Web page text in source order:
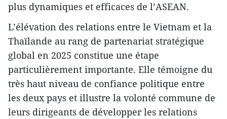
plus dynamiques et efficaces de l’ASEAN.
L’élévation des relations entre le Vietnam et la
Thaïlande au rang de partenariat stratégique
global en 2025 constitue une étape
particulièrement importante. Elle témoigne du
très haut niveau de confiance politique entre
les deux pays et illustre la volonté commune de
leurs dirigeants de développer les relations